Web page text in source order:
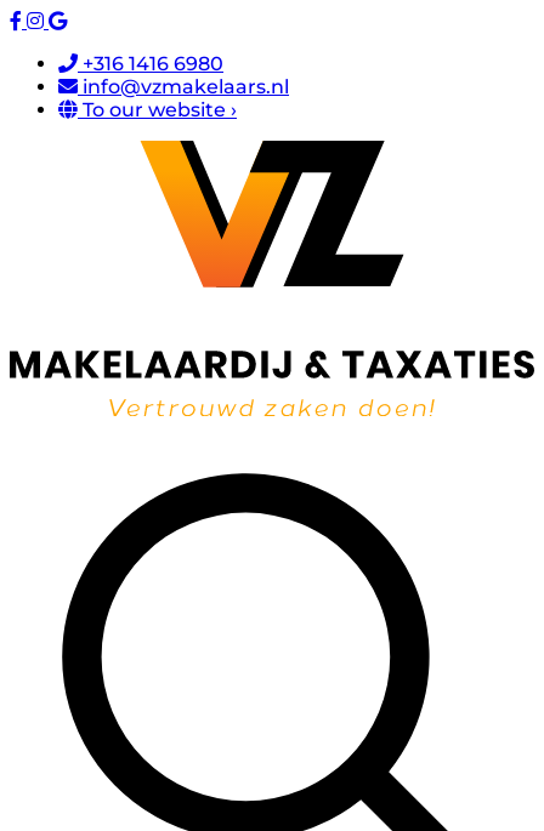
+316 1416 6980
info@vzmakelaars.nl
To our website ›